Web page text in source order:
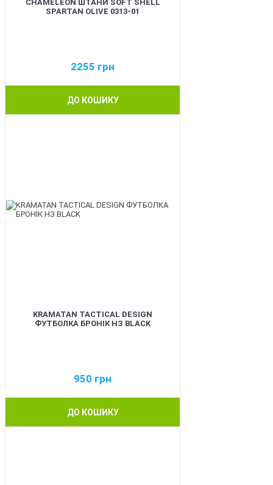
CHAMELEON ШТАНИ SOFT SHELL
SPARTAN OLIVE 0313-01
2255 грн
ДО КОШИКУ
KRAMATAN TACTICAL DESIGN
ФУТБОЛКА БРОНІК НЗ BLACK
950 грн
ДО КОШИКУ